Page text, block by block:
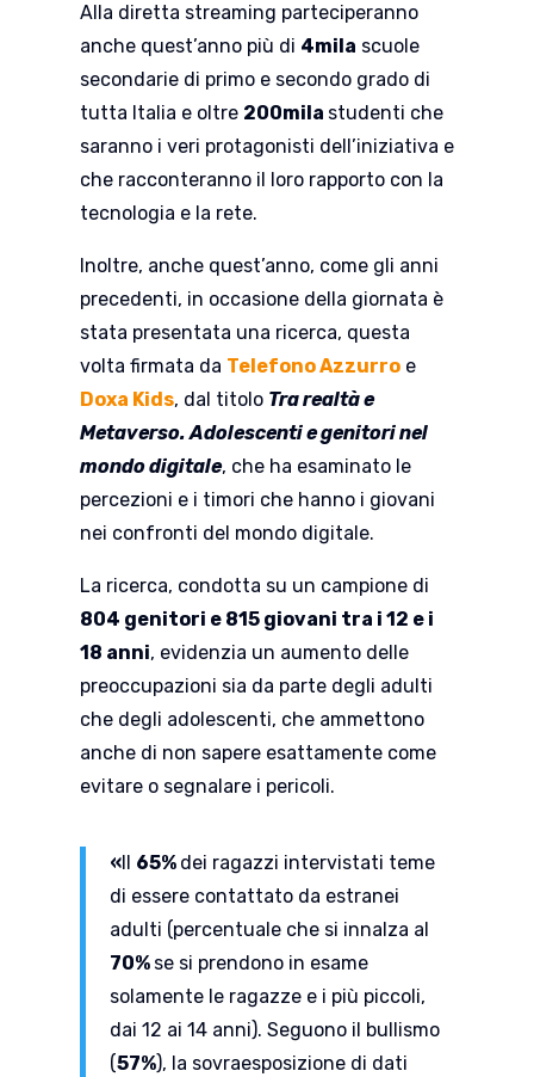
Alla diretta streaming parteciperanno
anche quest’anno più di 4mila scuole
secondarie di primo e secondo grado di
tutta Italia e oltre 200mila studenti che
saranno i veri protagonisti dell’iniziativa e
che racconteranno il loro rapporto con la
tecnologia e la rete.
Inoltre, anche quest’anno, come gli anni
precedenti, in occasione della giornata è
stata presentata una ricerca, questa
volta firmata da Telefono Azzurroe
Doxa Kids, dal titolo Tra realtà e
Metaverso. Adolescenti e genitori nel
mondo digitale, che ha esaminato le
percezioni e i timori che hanno i giovani
nei confronti del mondo digitale.
La ricerca, condotta su un campione di
804 genitori e 815 giovani tra i 12 e i
18 anni, evidenzia un aumento delle
preoccupazioni sia da parte degli adulti
che degli adolescenti, che ammettono
anche di non sapere esattamente come
evitare o segnalare i pericoli.
«Il 65% dei ragazzi intervistati teme
di essere contattato da estranei
adulti (percentuale che si innalza al
70% se si prendono in esame
solamente le ragazze e i più piccoli,
dai 12 ai 14 anni). Seguono il bullismo
(57%), la sovraesposizione di dati